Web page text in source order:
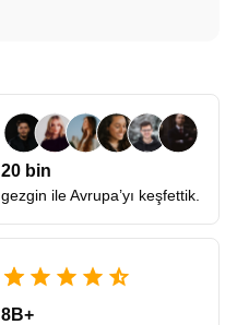
20 bin
gezgin ile Avrupa’yı keşfettik.
8B+